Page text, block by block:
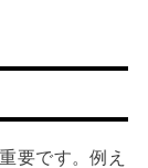
要です。例え